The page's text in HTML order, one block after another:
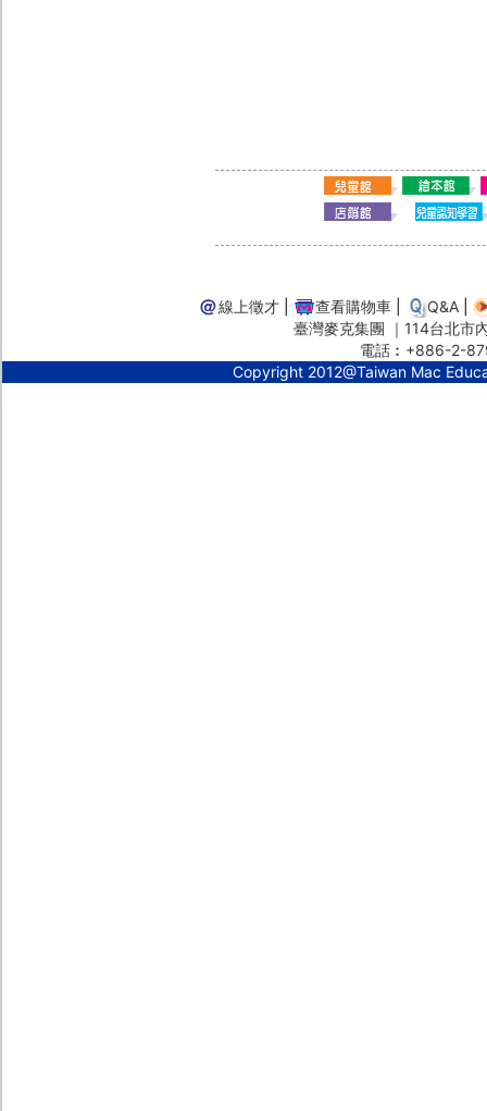
線上徵才 查看購物車 Q&A
臺灣麥克集團 ｜114台北
電話︰+886-2-
Copyright 2012@Taiwan Mac